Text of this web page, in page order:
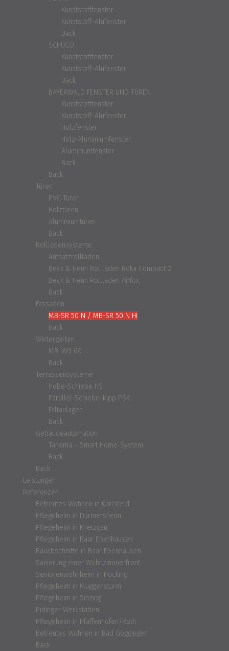
Kunststofffenster
Kunststoff-Alufenster
Back
SCHÜCO
Kunststofffenster
Kunststoff-Alufenster
Back
BAYERWALD FENSTER UND TÜREN
Kunststofffenster
Kunststoff-Alufenster
Holzfenster
Holz-Aluminiumfenster
Aluminiumfenster
Back
Back
Türen
PVC-Türen
Holztüren
Aluminiumtüren
Back
Rolllädensysteme
Aufsatzrollläden
Beck & Heun Rollladen Roka Compact 2
Beck & Heun Rollladen Airfox
Back
Fassaden
MB-SR 50 N / MB-SR 50 N HI
Back
Wintergärten
MB-WG 60
Back
Terrassensysteme
Hebe-Schiebe HS
Parallel-Schiebe-Kipp PSK
Faltanlagen
Back
Gebäudeautomation
Tahoma – Smart Home-System
Back
Back
Leistungen
Referenzen
Betreutes Wohnen in Karlsfeld
Pflegeheim in Durmersheim
Pflegeheim in Knetzgau
Pflegeheim in Baar Ebenhausen
Bauabschnitte in Baar Ebenhausen
Sanierung einer Wohnzimmerfront
Seniorenwohnheim in Pocking
Pflegeheim in Muggensturm
Pflegeheim in Sinzing
Pidinger Werkstätten
Pflegeheim in Pfaffenhofen/Roth
Betreutes Wohnen in Bad Göggingen
Back